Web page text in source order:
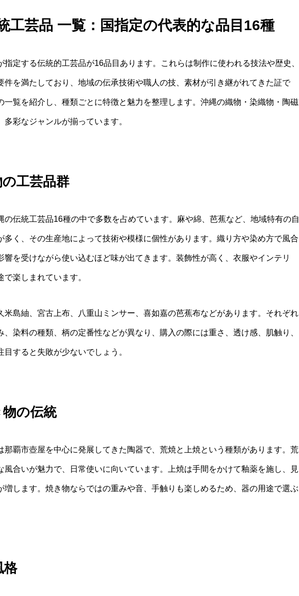
工芸品 一覧：国指定の代表的な品目16種
指定する伝統的工芸品が16品目あります。これらは制作に使われる技法や歴史、
件を満たしており、地域の伝承技術や職人の技、素材が引き継がれてきた証で
一覧を紹介し、種類ごとに特徴と魅力を整理します。沖縄の織物・染織物・陶磁
彩なジャンルが揃っています。
工芸品群
の伝統工芸品16種の中で多数を占めています。麻や綿、芭蕉など、地域特有の自
多く、その生産地によって技術や模様に個性があります。織り方や染め方で風合
響を受けながら使い込むほど味が出てきます。装飾性が高く、衣服やインテリ
楽しまれています。
米島紬、宮古上布、八重山ミンサー、喜如嘉の芭蕉布などがあります。それぞれ
、染料の種類、柄の定番性などが異なり、購入の際には重さ、透け感、肌触り、
すると失敗が少ないでしょう。
物の伝統
那覇市壺屋を中心に発展してきた陶器で、荒焼と上焼という種類があります。荒
風合いが魅力で、日常使いに向いています。上焼は手間をかけて釉薬を施し、見
増します。焼き物ならではの重みや音、手触りも楽しめるため、器の用途で選ぶ
格